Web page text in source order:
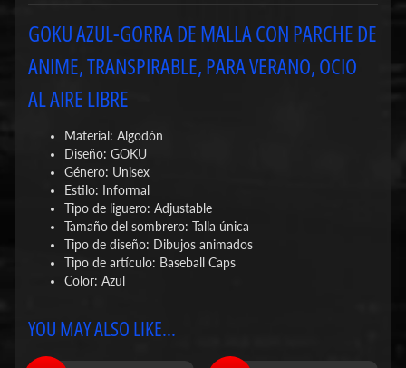
GOKU AZUL-GORRA DE MALLA CON PARCHE DE
ANIME, TRANSPIRABLE, PARA VERANO, OCIO
AL AIRE LIBRE
Material: Algodón
Diseño: GOKU
Género: Unisex
Estilo:
Informal
Tipo de liguero: Adjustable
Tamaño del sombrero: Talla única
Tipo de diseño: Dibujos animados
Tipo de artículo: Baseball Caps
Color: Azul
YOU MAY ALSO LIKE...